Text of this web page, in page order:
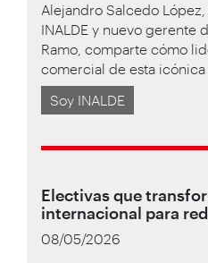
Alejandro Salcedo
INALDE y nuevo gerente
Ramo, comparte cómo
comercial de esta icónica
Soy INALDE
Electivas que
internacional para
08/05/2026